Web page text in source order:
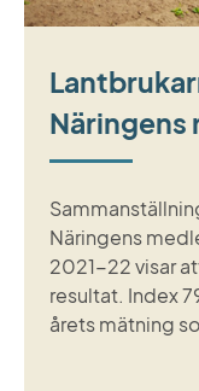
Näringens
Näringens
2021-22 visar
resultat. Index
årets mätning